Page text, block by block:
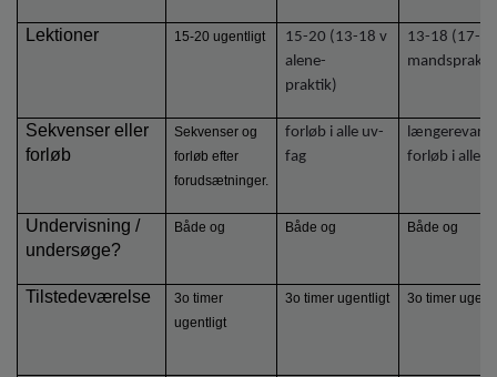
Lektioner 15-20 ugentligt
15-20 (13-18 v
alene-
praktik)
13-18 (17-
Sekvenser eller
forløb
Sekvenser og
forløb efter
forudsætninger.
forløb i alle uv-
fag
forløb i alle
Undervisning /
undersøge?
Både og Både og Både og
Tilstedeværelse
3o timer
ugentligt
3o timer ugentligt 3o timer